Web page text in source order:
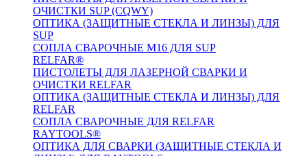
ОЧИСТКИ SUP (CQWY)
ОПТИКА (ЗАЩИТНЫЕ СТЕКЛА И ЛИНЗЫ) ДЛЯ
SUP
СОПЛА СВАРОЧНЫЕ M16 ДЛЯ SUP
RELFAR®
ПИСТОЛЕТЫ ДЛЯ ЛАЗЕРНОЙ СВАРКИ И
ОЧИСТКИ RELFAR
ОПТИКА (ЗАЩИТНЫЕ СТЕКЛА И ЛИНЗЫ) ДЛЯ
RELFAR
СОПЛА СВАРОЧНЫЕ ДЛЯ RELFAR
RAYTOOLS®
ОПТИКА ДЛЯ СВАРКИ (ЗАЩИТНЫЕ СТЕКЛА И